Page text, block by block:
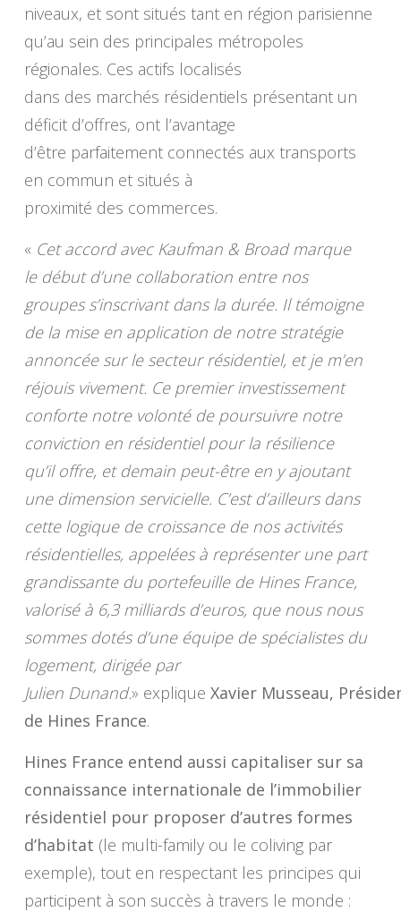
niveaux, et sont situés tant en région parisienne
qu’au sein des principales métropoles
régionales. Ces actifs localisés
dans des marchés résidentiels présentant un
déficit d’offres, ont l’avantage
d’être parfaitement connectés aux transports
en commun et situés à
proximité des commerces.
« Cet accord avec Kaufman & Broad marque
le début d’une collaboration entre nos
groupes s’inscrivant dans la durée. Il témoigne
de la mise en application de notre stratégie
annoncée sur le secteur résidentiel, et je m’en
réjouis vivement. Ce premier investissement
conforte notre volonté de poursuivre notre
conviction en résidentiel pour la résilience
qu’il offre, et demain peut-être en y ajoutant
une dimension servicielle. C’est d’ailleurs dans
cette logique de croissance de nos activités
résidentielles, appelées à représenter une part
grandissante du portefeuille de Hines France,
valorisé à 6,3 milliards d’euros, que nous nous
sommes dotés d’une équipe de spécialistes du
logement, dirigée par
Julien Dunand.» explique Xavier Musseau,
de Hines France.
Hines France entend aussi capitaliser sur sa
connaissance internationale de l’immobilier
résidentiel pour proposer d’autres formes
d’habitat (le multi-family ou le coliving par
exemple), tout en respectant les principes qui
participent à son succès à travers le monde :